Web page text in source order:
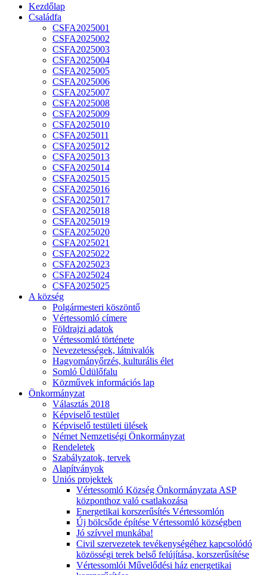
Kezdőlap
Családfa
CSFA2025001
CSFA2025002
CSFA2025003
CSFA2025004
CSFA2025005
CSFA2025006
CSFA2025007
CSFA2025008
CSFA2025009
CSFA2025010
CSFA2025011
CSFA2025012
CSFA2025013
CSFA2025014
CSFA2025015
CSFA2025016
CSFA2025017
CSFA2025018
CSFA2025019
CSFA2025020
CSFA2025021
CSFA2025022
CSFA2025023
CSFA2025024
CSFA2025025
A község
Polgármesteri köszöntő
Vértessomló címere
Földrajzi adatok
Vértessomló története
Nevezetességek, látnivalók
Hagyományőrzés, kulturális élet
Somló Üdülőfalu
Közművek információs lap
Önkormányzat
Választás 2018
Képviselő testület
Képviselő testületi ülések
Német Nemzetiségi Önkormányzat
Rendeletek
Szabályzatok, tervek
Alapítványok
Uniós projektek
Vértessomló Község Önkormányzata ASP
központhoz való csatlakozása
Energetikai korszerűsítés Vértessomlón
Új bölcsőde építése Vértessomló községben
Jó szívvel munkába!
Civil szervezetek tevékenységéhez kapcsolódó
közösségi terek belső felújítása, korszerűsítése
Vértessomlói Művelődési ház energetikai